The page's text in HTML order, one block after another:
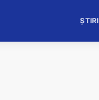
ȘTIRI